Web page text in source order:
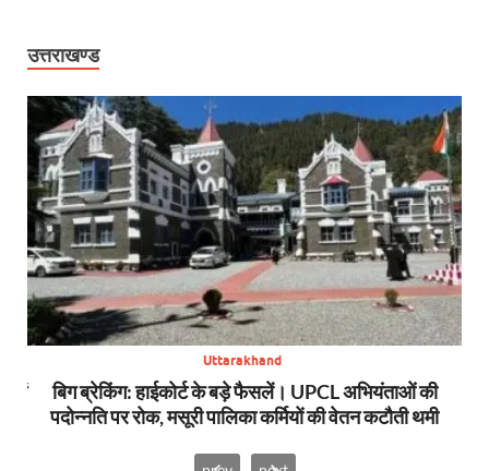
उत्तराखण्ड
Uttarakhand
बिग ब्रेकिंग: हाईकोर्ट के बड़े फैसलें। UPCL अभियंताओं की
पदोन्नति पर रोक, मसूरी पालिका कर्मियों की वेतन कटौती थमी